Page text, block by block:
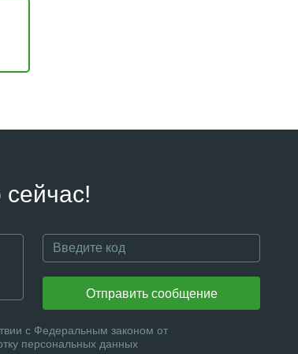
Отправить сообщение
с Федеральным законом от
персональных данных